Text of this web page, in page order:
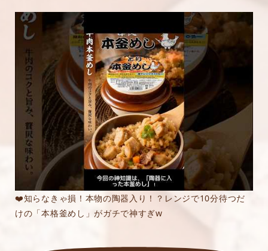
❤️知らなきゃ損！本物の陶器入り！？レンジで10分待つだ
けの「本格釜めし」がガチで神すぎw